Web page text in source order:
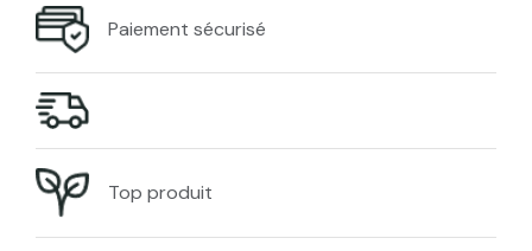
Paiement sécurisé
Top produit